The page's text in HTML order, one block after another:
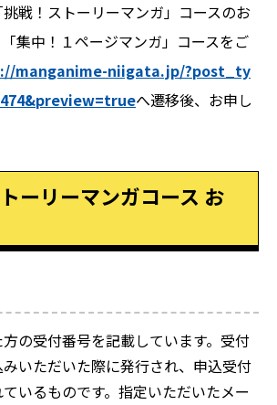
戦！ストーリーマンガ」コースのお
集中！１ページマンガ」コースをご
manganime-niigata.jp/?post_ty
へ遷移後、お申し
ーリーマンガコース お
の受付番号を記載しています。 受付
いただいた際に発行され、申込受付
いるものです。 指定いただいたメー